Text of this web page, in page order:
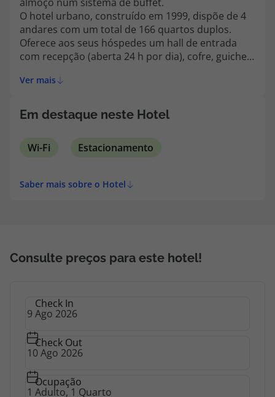
topatlantico@topatlantico.com
O hotel urbano, construído em 1999, dispõe de 4
andares com um total de 166 quartos duplos.
Oferece aos seus hóspedes um hall de entrada
com recepção (aberta 24 h por dia), cofre, guichet
também um café, um bar, um restaurante, uma
hóspedes terão ainda um parque de
estacionamento.
Ver mais
Em destaque neste Hotel
Wi-Fi Estacionamento
Saber mais sobre o Hotel
Consulte preços para este hotel!
Check In
Check Out
Ocupação